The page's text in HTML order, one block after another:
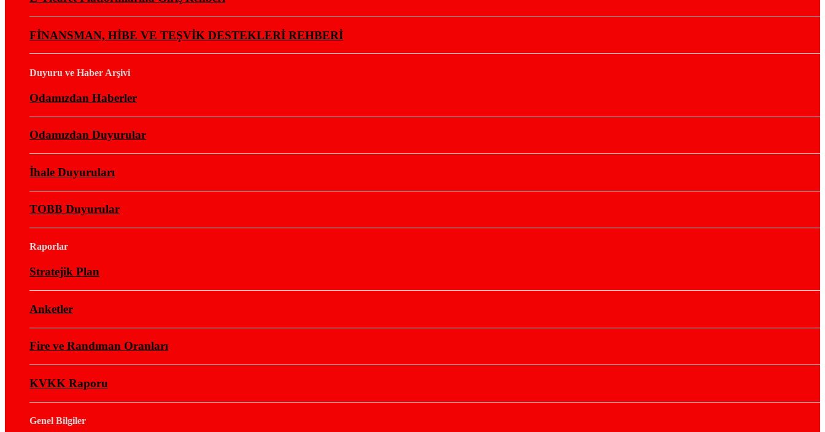
FİNANSMAN, HİBE VE TEŞVİK DESTEKLERİ REHBERİ
Duyuru ve Haber Arşivi
Odamızdan Haberler
Odamızdan Duyurular
İhale Duyuruları
TOBB Duyurular
Raporlar
Stratejik Plan
Anketler
Fire ve Randıman Oranları
KVKK Raporu
Genel Bilgiler